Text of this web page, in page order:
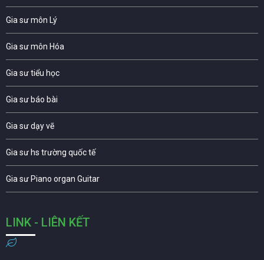
Gia sư môn Lý
Gia sư môn Hóa
Gia sư tiểu học
Gia sư báo bài
Gia sư dạy vẽ
Gia sư hs trường quốc tế
Gia sư Piano organ Guitar
LINK - LIÊN KẾT